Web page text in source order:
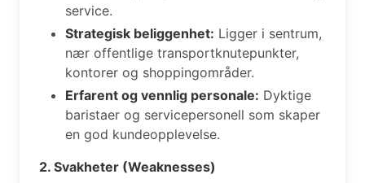
service.
Strategisk beliggenhet: Ligger i sentrum,
nær offentlige transportknutepunkter,
kontorer og shoppingområder.
Erfarent og vennlig personale: Dyktige
baristaer og servicepersonell som skaper
en god kundeopplevelse.
2. Svakheter (Weaknesses)